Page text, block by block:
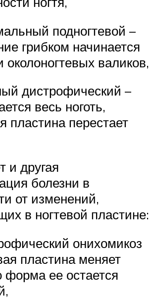
подногтевой –
грибком начинается
околоногтевых валиков,
дистрофический –
весь ноготь,
пластина перестает
и другая
болезни в
от изменений,
в ногтевой пластине:
онихомикоз
пластина меняет
форма ее остается